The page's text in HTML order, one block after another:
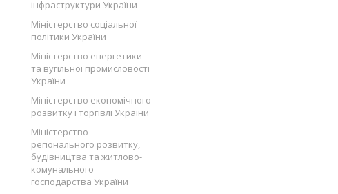
інфраструктури України
Міністерство соціальної
політики України
Міністерство енергетики
та вугільної промисловості
України
Міністерство економічного
розвитку і торгівлі України
Міністерство
регіонального розвитку,
будівництва та житлово-
комунального
господарства України